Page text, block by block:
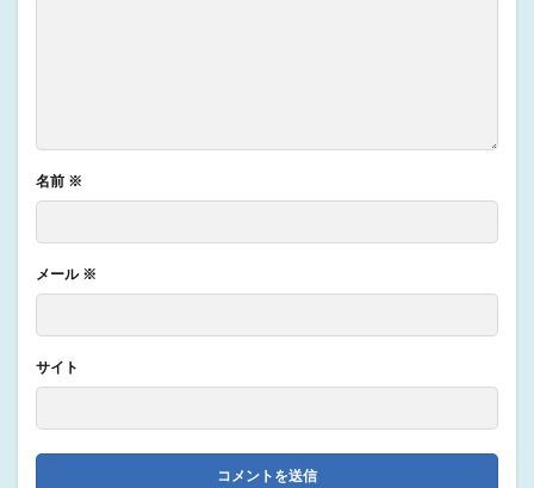
名前 ※
メール ※
サイト